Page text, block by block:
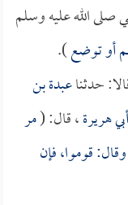
الله عليه وسلم
أو توضع).
حدثناعبدة بن
أبي هريرة، قال: (مر
قوموا، فإن